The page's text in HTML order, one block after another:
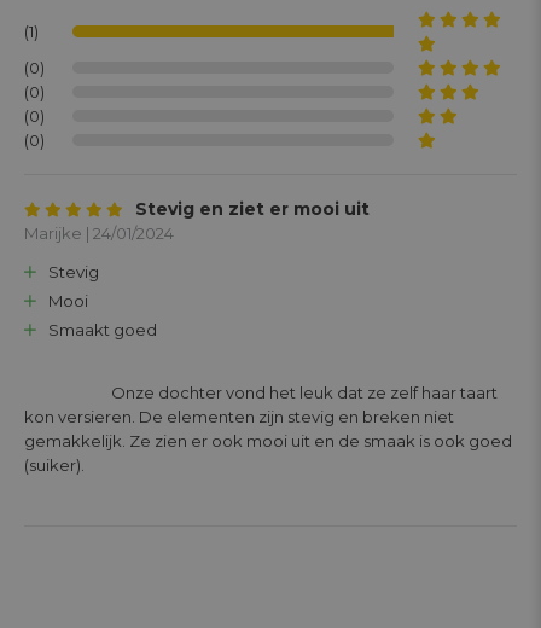
(1)
(0)
(0)
(0)
(0)
Stevig en ziet er mooi uit
Marijke | 24/01/2024
Stevig
Mooi
Smaakt goed
kon versieren. De elementen zijn stevig en breken niet
gemakkelijk. Ze zien er ook mooi uit en de smaak is ook goed
(suiker).